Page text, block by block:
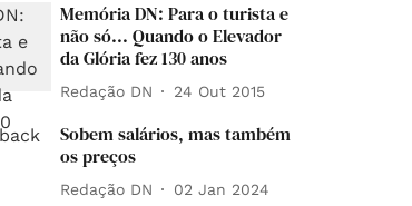
Memória DN: Para o turista e
não só... Quando o Elevador
da Glória fez 130 anos
Redação DN 24 Out 2015
Sobem salários, mas também
os preços
Redação DN 02 Jan 2024